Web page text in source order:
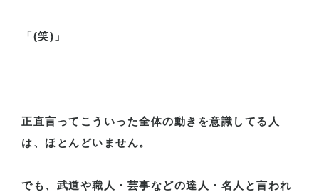
「(笑) 」
正直言ってこういった全体の動きを意識してる人
は、ほとんどいません。
でも、武道や職人・芸事などの達人・名人と言われ